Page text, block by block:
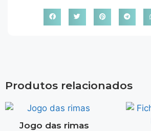
Produtos relacionados
Jogo das rimas